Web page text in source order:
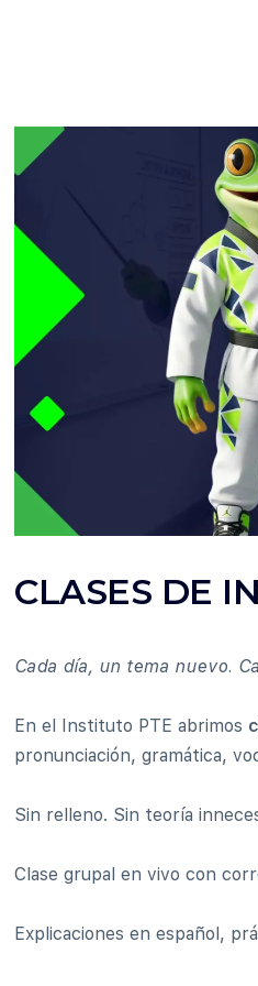
CLASES DE
Cada día, un tema nuevo.
En el Instituto PTE abrimos
pronunciación, gramática,
Sin relleno. Sin teoría
Clase grupal en vivo con
Explicaciones en español,